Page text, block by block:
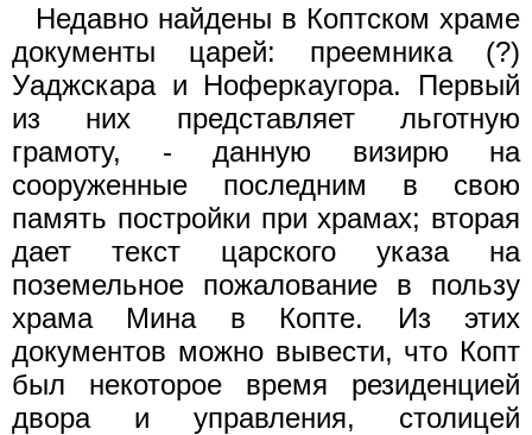
Недавно найдены в Коптском храме
документы царей: преемника (?)
Уаджскара и Ноферкаугора. Первый
из них представляет льготную
грамоту, - данную визирю на
сооруженные последним в свою
память постройки при храмах; вторая
дает текст царского указа на
поземельное пожалование в пользу
храма Мина в Копте. Из этих
документов можно вывести, что Копт
был некоторое время резиденцией
двора и управления, столицей